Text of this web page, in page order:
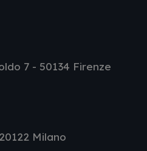
7 - 50134 Firenze
Milano